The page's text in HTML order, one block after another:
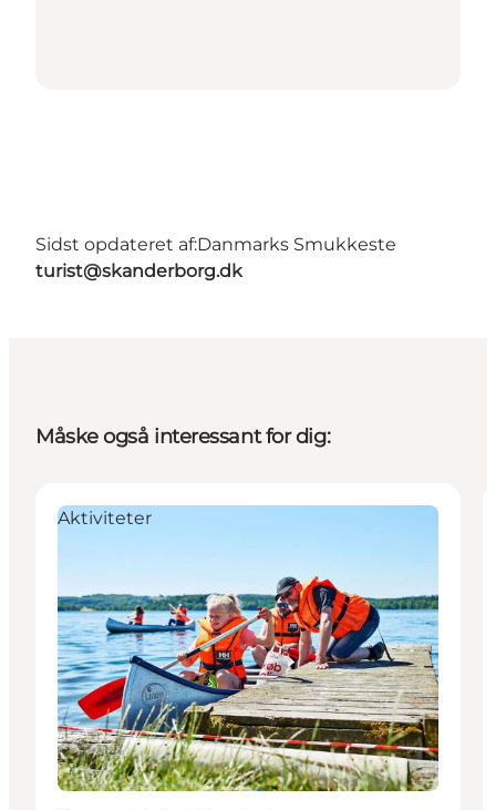
Sidst opdateret af:Danmarks Smukkeste
turist@skanderborg.dk
Måske også interessant for dig:
Aktiviteter